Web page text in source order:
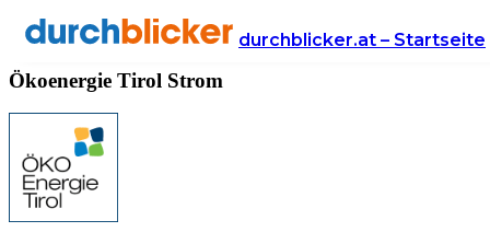
durchblicker.at – Startseite
Anbieter Energie strom Ökoenergie Tirol
Ökoenergie Tirol Strom